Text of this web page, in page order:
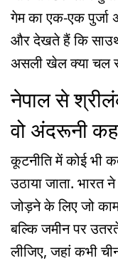
गेम का एक-एक
और देखते हैं कि
असली खेल क्या चल
नेपाल से
वो अंदरूनी
कूटनीति में कोई भी
उठाया जाता.
जोड़ने के लिए जो काम
बल्कि जमीन पर
लीजिए, जहां कभी